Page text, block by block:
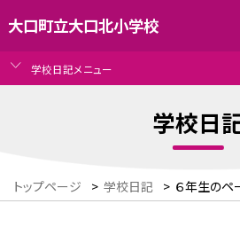
大口町立大口北小学校
学校日記メニュー
学校日
トップページ > 学校日記 > ６年生のペ